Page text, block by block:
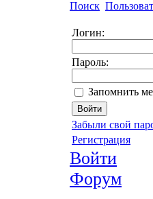
Поиск
Логин:
Пароль:
Запомнить
Забыли свой
Регистрация
Войти
Форум